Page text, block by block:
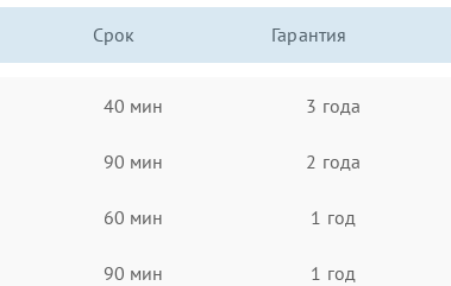
Срок Гарантия
40 мин 3 года
90 мин 2 года
60 мин 1 год
90 мин 1 год